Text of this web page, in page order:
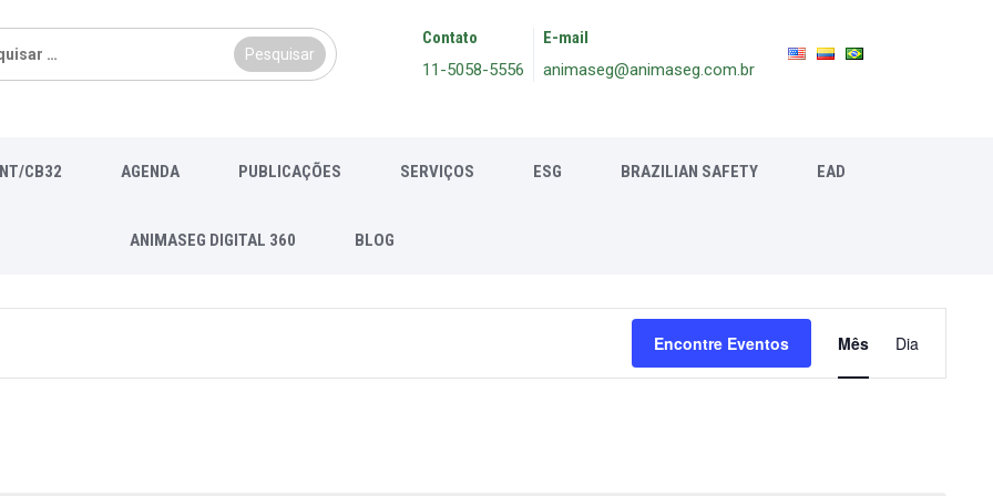
Contato
11-5058-5556
E-mail
animaseg@animaseg.com.br
CB32 AGENDA PUBLICAÇÕES SERVIÇOS ESG BRAZILIAN SAFETY EAD
ANIMASEG DIGITAL 360 BLOG
Encontre Eventos
do
visual
Mês Dia